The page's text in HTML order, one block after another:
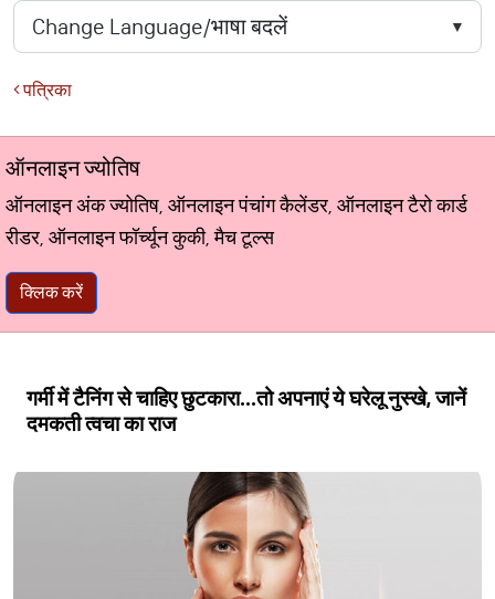
पत्रिका
ऑनलाइन ज्योतिष
ऑनलाइन अंक ज्योतिष, ऑनलाइन पंचांग कैलेंडर, ऑनलाइन टैरो कार्ड
रीडर, ऑनलाइन फॉर्च्यून कुकी, मैच टूल्स
क्लिक करें
गर्मी में टैनिंग से चाहिए छुटकारा...तो अपनाएं ये घरेलू नुस्खे, जानें
दमकती त्वचा का राज